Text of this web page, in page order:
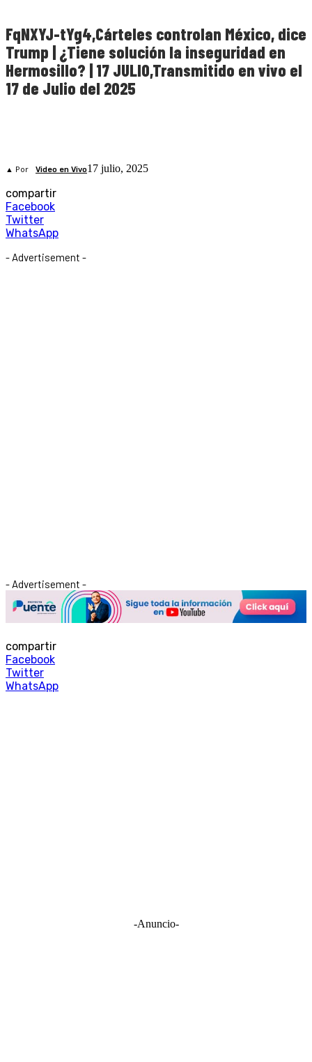
FqNXYJ-tYg4,Cárteles controlan México, dice
Trump | ¿Tiene solución la inseguridad en
Hermosillo? | 17 JULIO,Transmitido en vivo el
17 de Julio del 2025
▲ Por Video en Vivo17 julio, 2025
compartir
Facebook
Twitter
WhatsApp
- Advertisement -
- Advertisement -
compartir
Facebook
Twitter
WhatsApp
-Anuncio-